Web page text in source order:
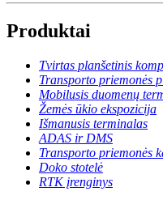
Produktai
Tvirtas planšetinis
Transporto priemonės
Mobilusis duomenų
Žemės ūkio ekspozicija
Išmanusis terminalas
ADAS ir DMS
Transporto priemonės
Doko stotelė
RTK įrenginys